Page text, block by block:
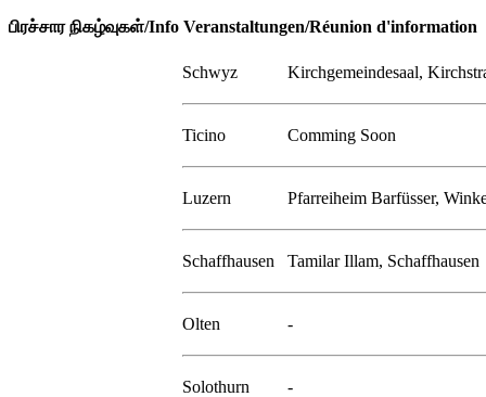
பிரச்சார நிகழ்வுகள்/Info Veranstaltungen/Réunion d'information
Schwyz Kirchgemeindesaal,
Ticino Comming Soon
Luzern Pfarreiheim Barfüsser,
Schaffhausen Tamilar Illam, Schaffhausen
Olten -
Solothurn -